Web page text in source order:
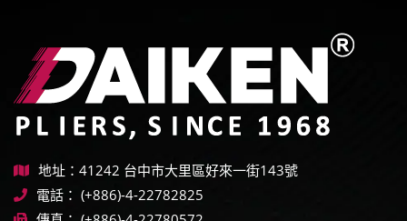
地址：41242 台中市大里區好來一街143號
電話： (+886)-4-22782825